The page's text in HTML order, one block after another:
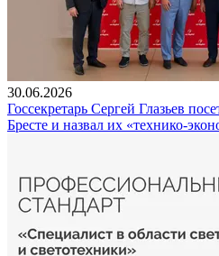
30.06.2026
Госсекретарь Сергей Глазьев
Бресте и назвал их «технико-